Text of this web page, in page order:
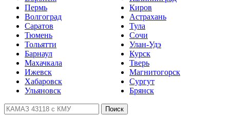
Пермь
Волгоград
Саратов
Тюмень
Тольятти
Барнаул
Махачкала
Ижевск
Хабаровск
Ульяновск
Киров
Астрахань
Тула
Сочи
Улан-Удэ
Курск
Тверь
Магнитогорск
Сургут
Брянск
Поиск